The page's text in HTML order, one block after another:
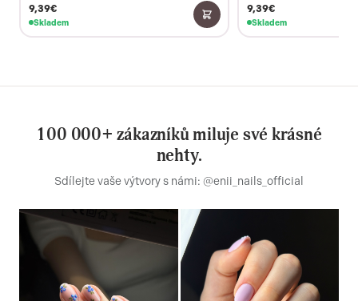
9,39€
Skladem
9,39€
Skladem
100 000+ zákazníků miluje své krásné
nehty.
Sdílejte vaše výtvory s námi: @enii_nails_official